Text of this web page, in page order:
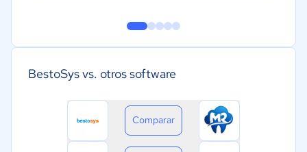
BestoSys vs. otros software
Comparar